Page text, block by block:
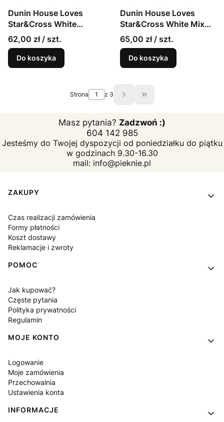
Dunin House Loves
Star&Cross White
matowa mozaika w stylu
angielskim
62,00 zł / szt.
Do koszyka
Dunin House Loves
Star&Cross White Mix
matowa mozaika w stylu
angielskim
65,00 zł / szt.
Do koszyka
Strona z 3 Przejdź do ostatniej
Masz pytania? Zadzwoń :)
604 142 985
Jesteśmy do Twojej dyspozycji od poniedziałku do piątku
w godzinach 9.30-16.30
mail: info@pieknie.pl
Linki w stopce
ZAKUPY
Czas realizacji zamówienia
Formy płatności
Koszt dostawy
Reklamacje i zwroty
POMOC
Jak kupować?
Częste pytania
Polityka prywatności
Regulamin
MOJE KONTO
Logowanie
Moje zamówienia
Przechowalnia
Ustawienia konta
INFORMACJE